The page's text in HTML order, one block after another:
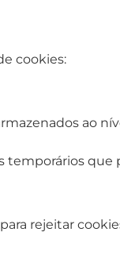
cookies:
ao
temporários
rejeitar